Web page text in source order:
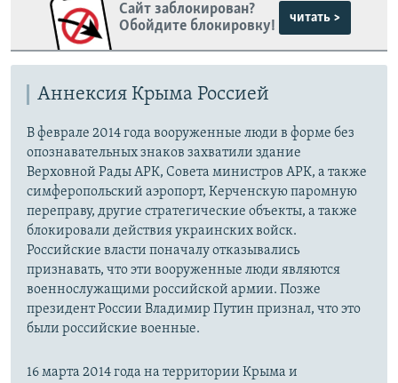
Сайт заблокирован?
Обойдите блокировку!
читать >
Аннексия Крыма Россией
В феврале 2014 года вооруженные люди в форме без
опознавательных знаков захватили здание
Верховной Рады АРК, Совета министров АРК, а также
симферопольский аэропорт, Керченскую паромную
переправу, другие стратегические объекты, а также
блокировали действия украинских войск.
Российские власти поначалу отказывались
признавать, что эти вооруженные люди являются
военнослужащими российской армии. Позже
президент России Владимир Путин признал, что это
были российские военные.
16 марта 2014 года на территории Крыма и